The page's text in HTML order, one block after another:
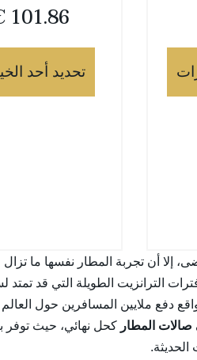
101.86
تحديد أحد
إلا أن تجربة المطار نفسها ما
فترات الترانزيت الطويلة التي
دفع ملايين المسافرين حول
المطار كحل نهائي، حيث توفر